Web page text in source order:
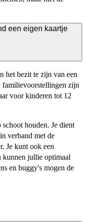
een eigen kaartje
het bezit te zijn van een
familievoorstellingen zijn
voor kinderen tot 12
houden. Je dient
verband met de
Je kunt ook een
kunnen jullie optimaal
en buggy's mogen de